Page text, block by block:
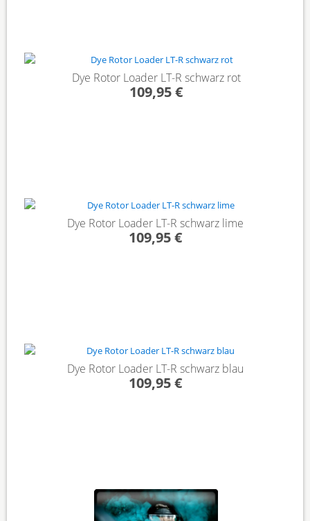
Dye Rotor Loader LT-R schwarz rot
109,95 €
Dye Rotor Loader LT-R schwarz lime
109,95 €
Dye Rotor Loader LT-R schwarz blau
109,95 €